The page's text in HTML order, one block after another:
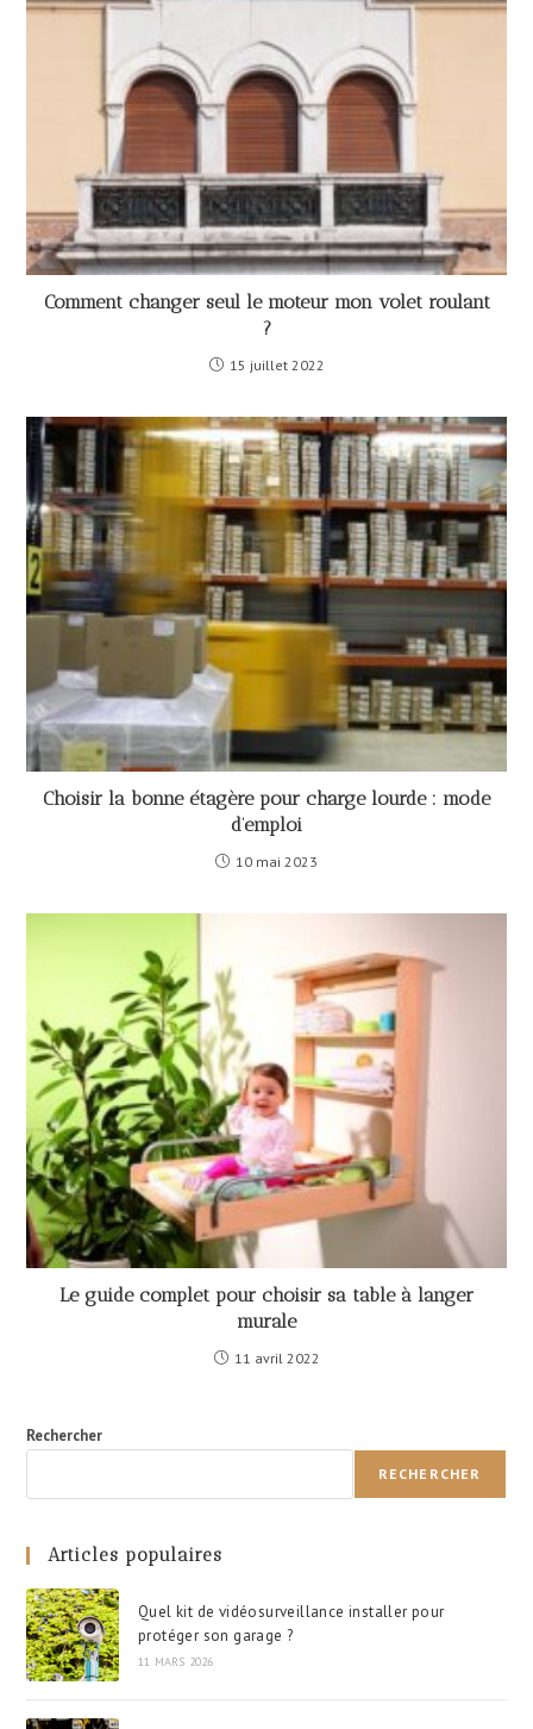
Comment changer seul le moteur mon volet roulant
?
15 juillet 2022
Choisir la bonne étagère pour charge lourde : mode
d’emploi
10 mai 2023
Le guide complet pour choisir sa table à langer
murale
11 avril 2022
Rechercher
RECHERCHER
Articles populaires
Quel kit de vidéosurveillance installer pour
protéger son garage ?
11 MARS 2026